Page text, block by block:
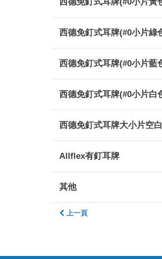
西德免釘式耳牌(#0小片綠
西德免釘式耳牌(#0小片藍
西德免釘式耳牌(#0小片白
西德免釘式耳牌大小片空白
Allflex有釘耳牌
其他
上一頁